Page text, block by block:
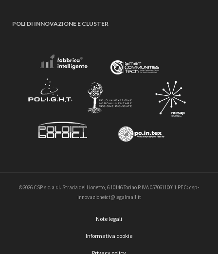
POLI DI INNOVAZIONE E CLUSTER
©2026 CSP s.c.a r.l. Strada del Lionetto, 6 10146 Torino P.IVA 05706110011 PEC: csp-
innovazioneict@legalmail.it
Note legali
Informativa cookie